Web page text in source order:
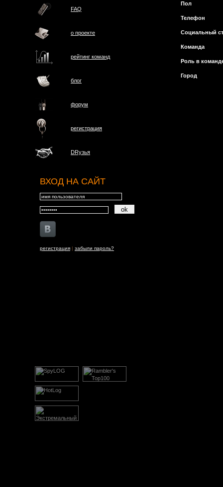
FAQ
о проектe
рейтинг команд
блог
форум
регистрация
DRузья
ВХОД НА САЙТ
регистрация | забыли пароль?
Пол
Телефон
Социальный
Команда
Роль в
Город